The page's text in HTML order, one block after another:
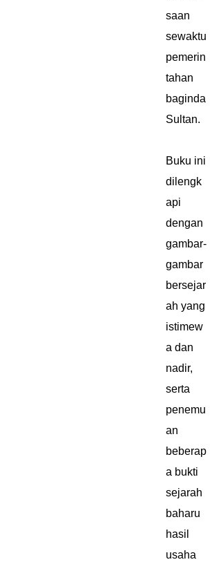
saan
sewaktu
pemerin
tahan
baginda
Sultan.
Buku ini
dilengk
api
dengan
gambar-
gambar
bersejar
ah yang
istimew
a dan
nadir,
serta
penemu
an
beberap
a bukti
sejarah
baharu
hasil
usaha